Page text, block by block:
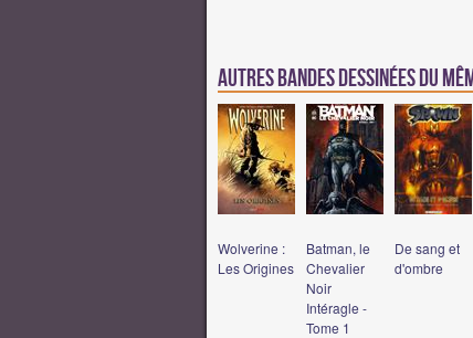
Autres Bandes Dessinées du
Wolverine :
Les Origines
Batman, le
Chevalier
Noir
Intéragle -
Tome 1
De sang et
d'ombre